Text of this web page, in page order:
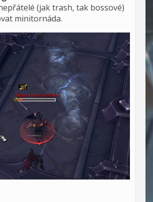
(jak trash, tak bossové)
minitornáda.